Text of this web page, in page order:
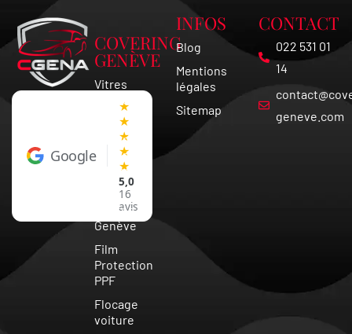
Google
★
★
★
★
★
5,0
16
avis
COVERING
GENÈVE
Vitres
Teintées
Covering
Voiture
Suisse
Vitre
teintée
Genève
Film
Protection
PPF
Flocage
voiture
INFOS
Blog
Mentions
légales
Sitemap
CONTACT
022 531 01
14
geneve.com